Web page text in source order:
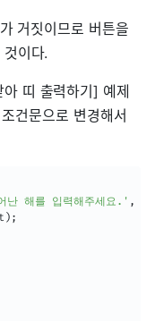
거짓이므로 버튼을
이다.
띠 출력하기] 예제
건문으로 변경해서
난 해를 입력해주세요.' ,
) ;